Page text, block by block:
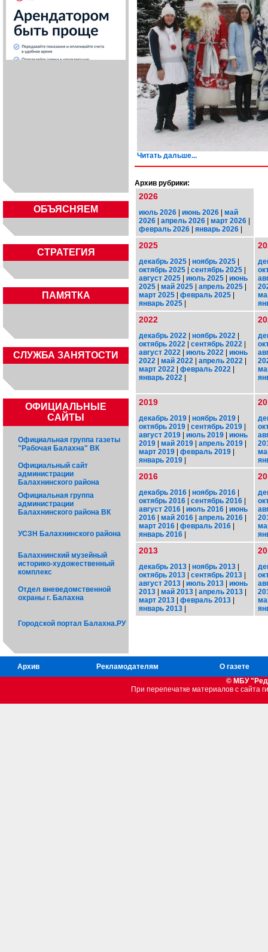
ОБЪЯСНЯЕМ
СТРАТЕГИЯ
ПАМЯТКА
CЛУЖБА ЗАНЯТОСТИ
ОФИЦИАЛЬНЫЕ
САЙТЫ
Официальная группа газеты
"Рабочая Балахна" ВК
Официальный сайт
администрации
Балахнинского района
Официальная группа
администрации
Балахнинского района ВК
УСЗН Балахнинского района
Балахнинский музейный
историко-художественный
комплекс
Отдел вневедомственной
охраны г. Балахна
Городской портал Балахна.РУ
Читать дальше...
Архив рубрики:
2026
июль 2026 | июнь 2026 | май
2026 | апрель 2026 | март 2026 |
февраль 2026 | январь 2026 |
2025
декабрь 2025 | ноябрь 2025 |
октябрь 2025 | сентябрь 2025 |
август 2025 | июль 2025 | июнь
2025 | май 2025 | апрель 2025 |
март 2025 | февраль 2025 |
январь 2025 |
2022
декабрь 2022 | ноябрь 2022 |
октябрь 2022 | сентябрь 2022 |
август 2022 | июль 2022 | июнь
2022 | май 2022 | апрель 2022 |
март 2022 | февраль 2022 |
январь 2022 |
2019
декабрь 2019 | ноябрь 2019 |
октябрь 2019 | сентябрь 2019 |
август 2019 | июль 2019 | июнь
2019 | май 2019 | апрель 2019 |
март 2019 | февраль 2019 |
январь 2019 |
2016
декабрь 2016 | ноябрь 2016 |
октябрь 2016 | сентябрь 2016 |
август 2016 | июль 2016 | июнь
2016 | май 2016 | апрель 2016 |
март 2016 | февраль 2016 |
январь 2016 |
2013
декабрь 2013 | ноябрь 2013 |
октябрь 2013 | сентябрь 2013 |
август 2013 | июль 2013 | июнь
2013 | май 2013 | апрель 2013 |
март 2013 | февраль 2013 |
январь 2013 |
Архив Рекламодателям
О газете
© МБУ
При перепечатке материалов c сайта